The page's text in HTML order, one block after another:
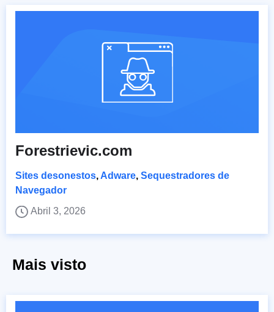
Forestrievic.com
Sites desonestos, Adware, Sequestradores de
Navegador
Abril 3, 2026
Mais visto